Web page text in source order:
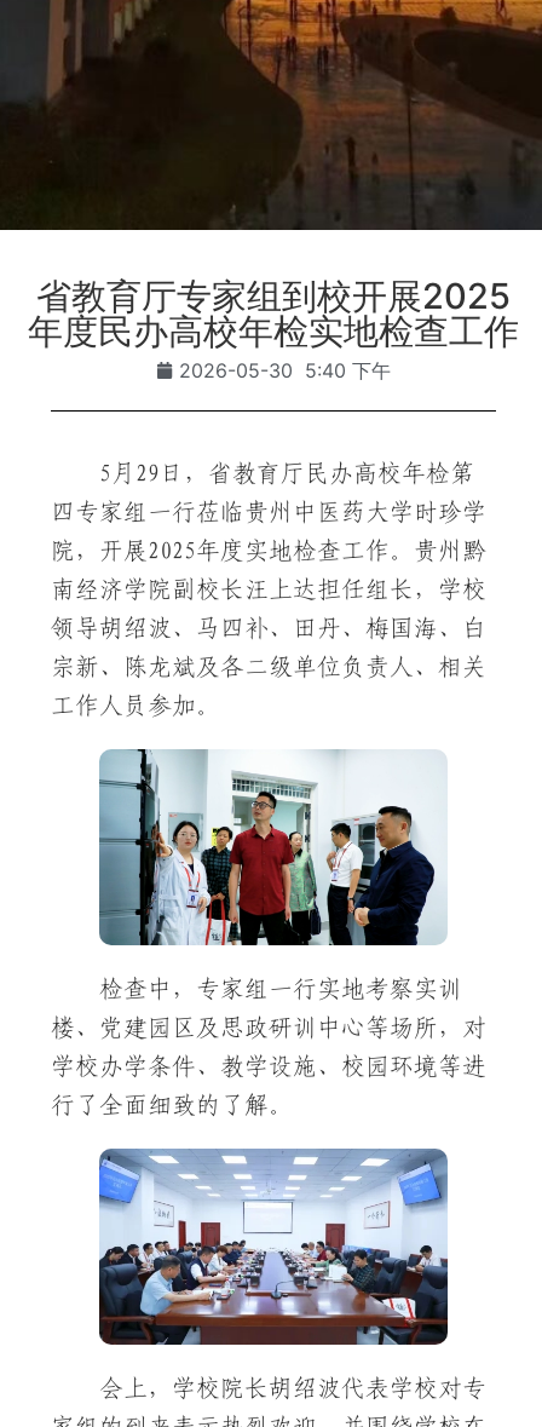
省教育厅专家组到校开展2025
年度民办高校年检实地检查工作
2026-05-30 5:40 下午
5月29日，省教育厅民办高校年检第
四专家组一行莅临贵州中医药大学时珍学
院，开展2025年度实地检查工作。贵州黔
南经济学院副校长汪上达担任组长，学校
领导胡绍波、马四补、田丹、梅国海、白
宗新、陈龙斌及各二级单位负责人、相关
工作人员参加。
检查中，专家组一行实地考察实训
楼、党建园区及思政研训中心等场所，对
学校办学条件、教学设施、校园环境等进
行了全面细致的了解。
会上，学校院长胡绍波代表学校对专